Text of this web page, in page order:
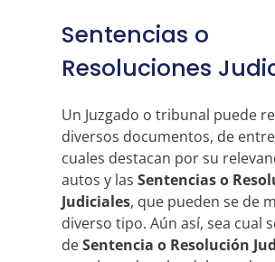
Sentencias o
Resoluciones
Un Juzgado o tribunal puede
diversos documentos, de
cuales destacan por su
autos y las Sentencias o
Judiciales, que pueden se de
diverso tipo. Aún así, sea cual
deSentencia o Resolución